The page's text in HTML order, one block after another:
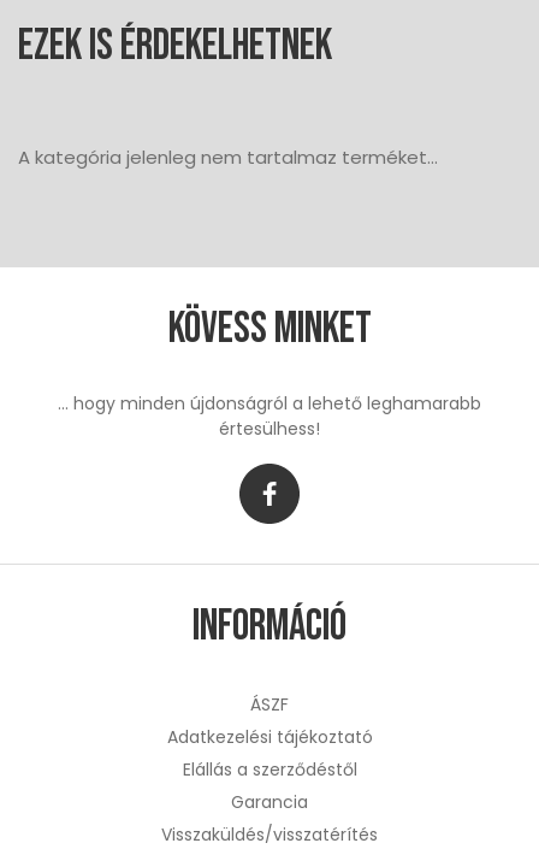
Ezek is érdekelhetnek
A kategória jelenleg nem tartalmaz terméket...
Kövess minket
... hogy minden újdonságról a lehető leghamarabb
értesülhess!
Információ
ÁSZF
Adatkezelési tájékoztató
Elállás a szerződéstől
Garancia
Visszaküldés/visszatérítés